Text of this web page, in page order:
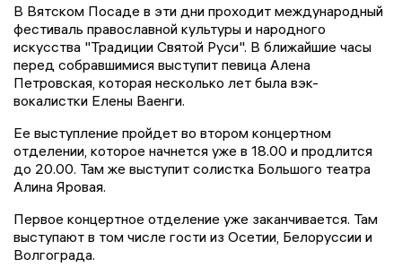
В Вятском Посаде в эти дни проходит международный
фестиваль православной культуры и народного
искусства "Традиции Святой Руси". В ближайшие часы
перед собравшимися выступит певица Алена
Петровская, которая несколько лет была вэк-
вокалистки Елены Ваенги.
Ее выступление пройдет во втором концертном
отделении, которое начнется уже в 18.00 и продлится
до 20.00. Там же выступит солистка Большого театра
Алина Яровая.
Первое концертное отделение уже заканчивается. Там
выступают в том числе гости из Осетии, Белоруссии и
Волгограда.